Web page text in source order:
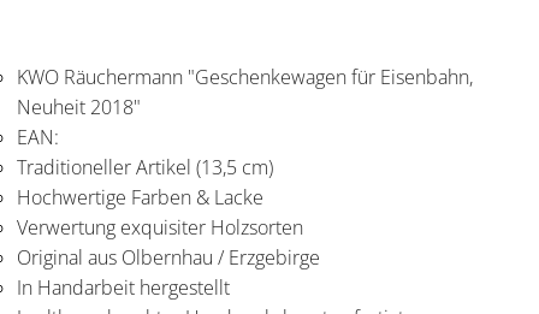
KWO Räuchermann "Geschenkewagen für Eisenbahn,
Neuheit 2018"
EAN:
Traditioneller Artikel (13,5 cm)
Hochwertige Farben & Lacke
Verwertung exquisiter Holzsorten
Original aus Olbernhau / Erzgebirge
In Handarbeit hergestellt